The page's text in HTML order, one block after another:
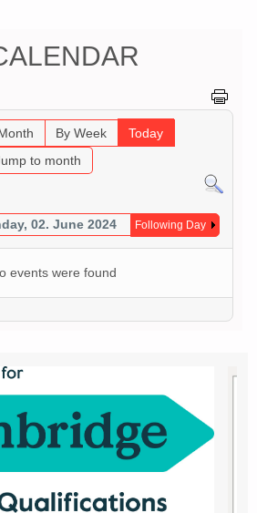
By Week
Today
to month
02. June 2024 Following Day
events were found